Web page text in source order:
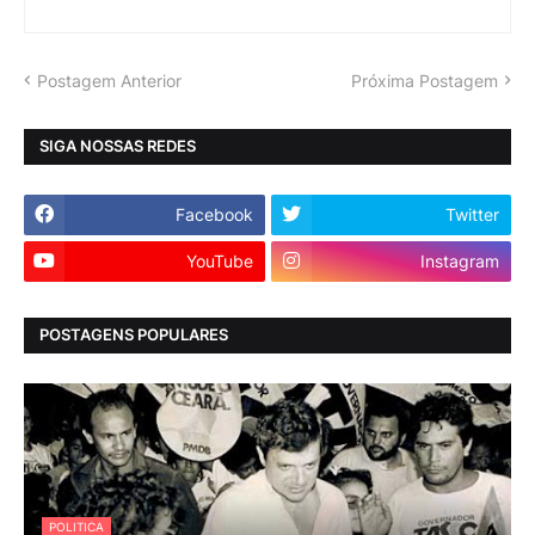
Postagem Anterior Próxima Postagem
SIGA NOSSAS REDES
Facebook Twitter
YouTube Instagram
POSTAGENS POPULARES
POLITICA